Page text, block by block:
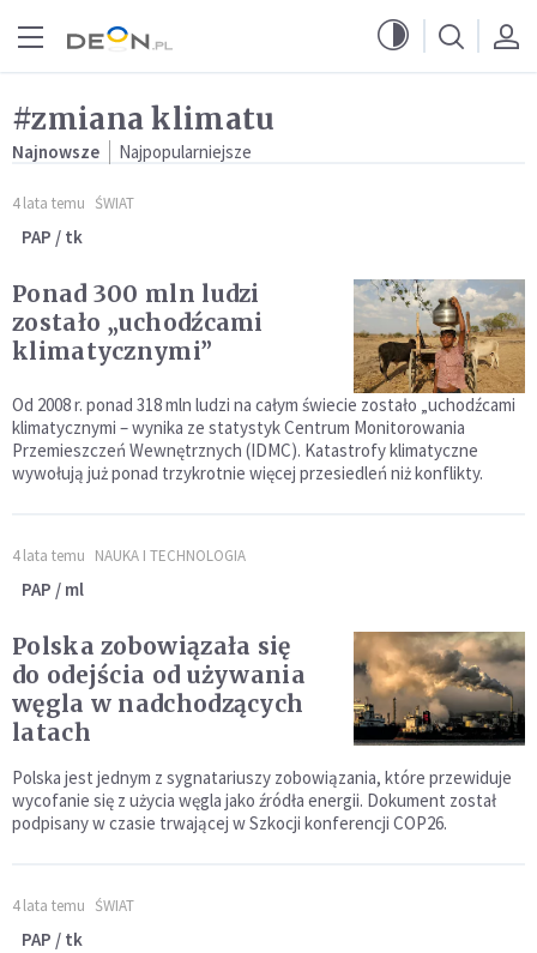
#zmiana klimatu
Najnowsze Najpopularniejsze
4 lata temu ŚWIAT
PAP / tk
Ponad 300 mln ludzi
zostało „uchodźcami
klimatycznymi”
Od 2008 r. ponad 318 mln ludzi na całym świecie zostało „uchodźcami
klimatycznymi – wynika ze statystyk Centrum Monitorowania
Przemieszczeń Wewnętrznych (IDMC). Katastrofy klimatyczne
wywołują już ponad trzykrotnie więcej przesiedleń niż konflikty.
4 lata temu NAUKA I TECHNOLOGIA
PAP / ml
Polska zobowiązała się
do odejścia od używania
węgla w nadchodzących
latach
Polska jest jednym z sygnatariuszy zobowiązania, które przewiduje
wycofanie się z użycia węgla jako źródła energii. Dokument został
podpisany w czasie trwającej w Szkocji konferencji COP26.
4 lata temu ŚWIAT
PAP / tk